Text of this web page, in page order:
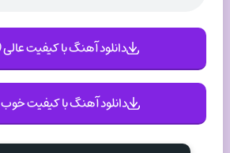
دانلود آهنگ با کیفیت عالی 320
دانلود آهنگ با کیفیت خوب 128